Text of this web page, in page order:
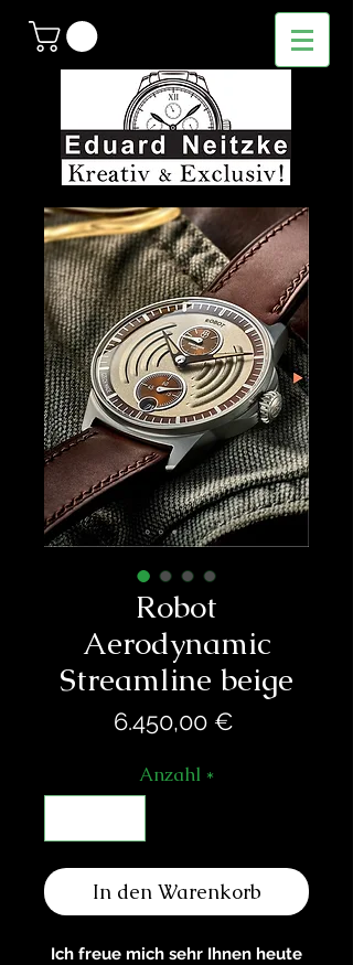
Robot
Aerodynamic
Streamline beige
6.450,00 €
Anzahl *
In den Warenkorb
Ich freue mich sehr Ihnen heute